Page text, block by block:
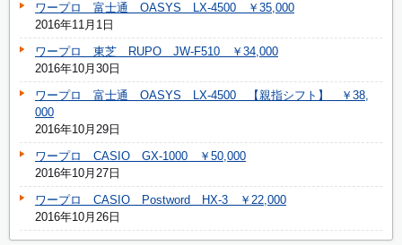
ワープロ 富士通 OASYS LX-4500 ￥35,000
2016年11月1日
ワープロ 東芝 RUPO JW-F510 ￥34,000
2016年10月30日
ワープロ 富士通 OASYS LX-4500 【親指シフト】 ￥38,
000
2016年10月29日
ワープロ CASIO GX-1000 ￥50,000
2016年10月27日
ワープロ CASIO Postword HX-3 ￥22,000
2016年10月26日